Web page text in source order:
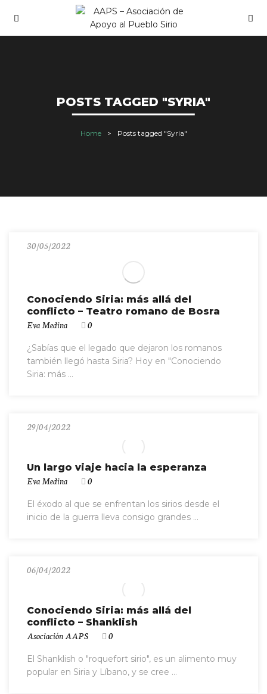
POSTS TAGGED "SYRIA"
Home Posts tagged "Syria"
30/05/2022
Conociendo Siria: más allá del
conflicto – Teatro romano de Bosra
Eva Medina 0
¿Sabías que el legado que dejaron los romanos
también llegó hasta Siria? Hoy en "Conociendo
Siria: más ...
29/04/2022
Un largo viaje hacia la esperanza
Eva Medina 0
El éxodo al que se enfrentan los sirios desde el
inicio de la guerra lleva consigo grandes ...
06/04/2022
Conociendo Siria: más allá del
conflicto – Shanklish
Asociación AAPS 0
El Shanklish o "roquefort sirio", es un alimento muy
popular en Siria y Líbano, y se cree ...